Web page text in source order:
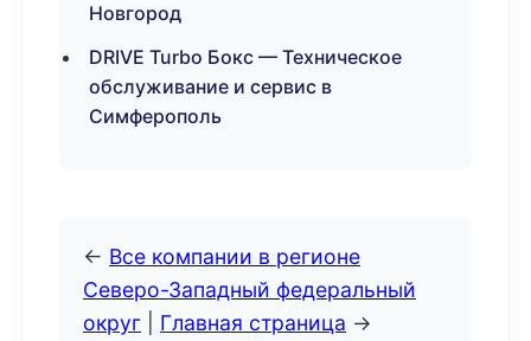
Новгород
DRIVE Turbo Бокс — Техническое
обслуживание и сервис в
Симферополь
← Все компании в регионе
Северо-Западный федеральный
округ
Главная страница →